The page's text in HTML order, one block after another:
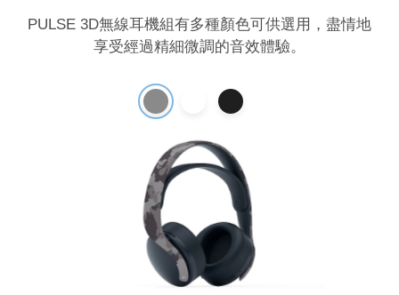
PULSE 3D無線耳機組有多種顏色可供選用，盡情地
享受經過精細微調的音效體驗。